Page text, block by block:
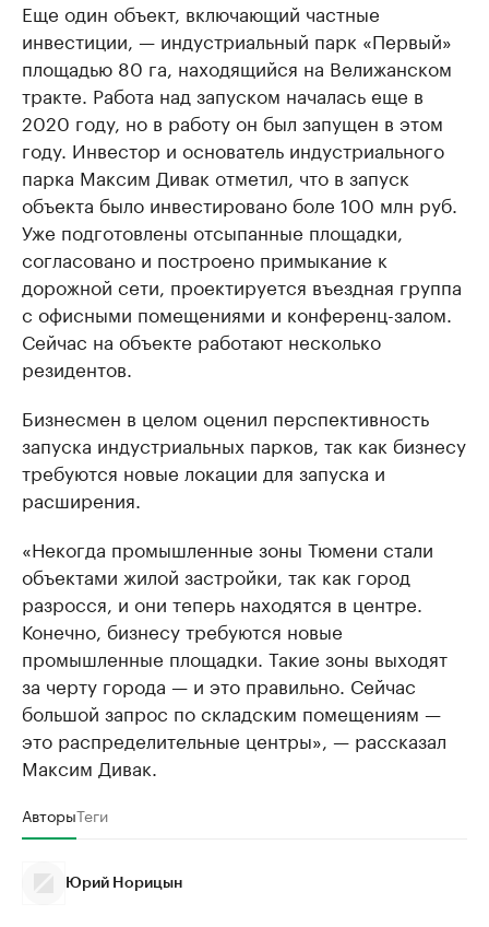
Еще один объект, включающий частные
инвестиции, — индустриальный парк «Первый»
площадью 80 га, находящийся на Велижанском
тракте. Работа над запуском началась еще в
2020 году, но в работу он был запущен в этом
году. Инвестор и основатель индустриального
парка Максим Дивак отметил, что в запуск
объекта было инвестировано боле 100 млн руб.
Уже подготовлены отсыпанные площадки,
согласовано и построено примыкание к
дорожной сети, проектируется въездная группа
с офисными помещениями и конференц-залом.
Сейчас на объекте работают несколько
резидентов.
Бизнесмен в целом оценил перспективность
запуска индустриальных парков, так как бизнесу
требуются новые локации для запуска и
расширения.
«Некогда промышленные зоны Тюмени стали
объектами жилой застройки, так как город
разросся, и они теперь находятся в центре.
Конечно, бизнесу требуются новые
промышленные площадки. Такие зоны выходят
за черту города — и это правильно. Сейчас
большой запрос по складским помещениям —
это распределительные центры», — рассказал
Максим Дивак.
АвторыТеги
Юрий Норицын